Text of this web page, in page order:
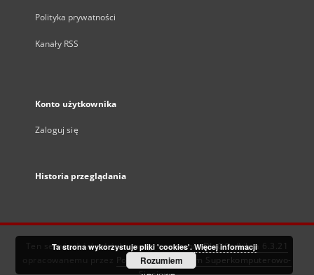
Polityka prywatności
Kanały RSS
Konto użytkownika
Zaloguj się
Historia przeglądania
Ten serwis działa dzięki oprogramowaniuDInGO dLibra 6.3.21
Poznańskie Centrum Superkomputerowo-
Ta strona wykorzystuje pliki 'cookies'. Więcej informacji
Rozumiem